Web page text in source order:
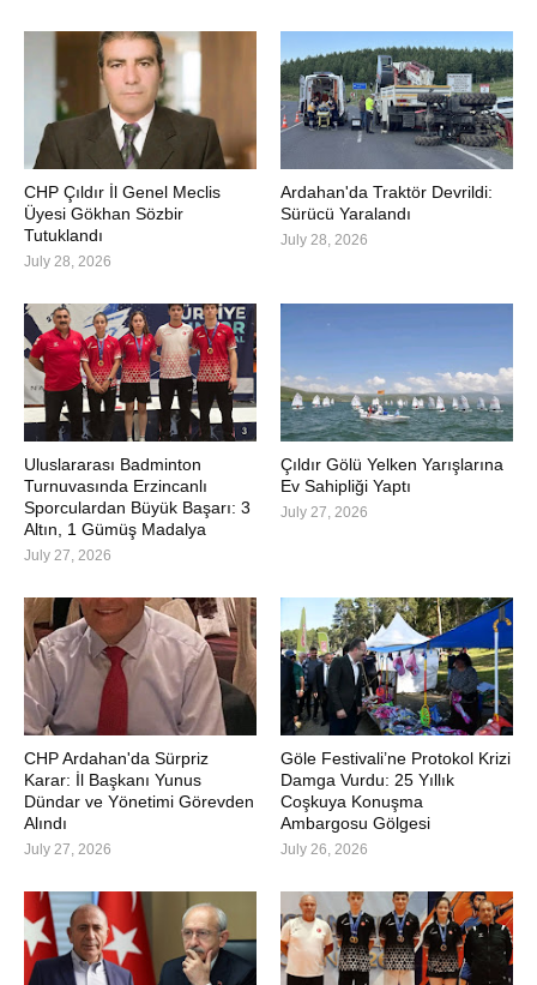
CHP Çıldır İl Genel Meclis
Üyesi Gökhan Sözbir
Tutuklandı
July 28, 2026
Ardahan'da Traktör Devrildi:
Sürücü Yaralandı
July 28, 2026
Uluslararası Badminton
Turnuvasında Erzincanlı
Sporculardan Büyük Başarı: 3
Altın, 1 Gümüş Madalya
July 27, 2026
Çıldır Gölü Yelken Yarışlarına
Ev Sahipliği Yaptı
July 27, 2026
CHP Ardahan'da Sürpriz
Karar: İl Başkanı Yunus
Dündar ve Yönetimi Görevden
Alındı
July 27, 2026
Göle Festivali’ne Protokol Krizi
Damga Vurdu: 25 Yıllık
Coşkuya Konuşma
Ambargosu Gölgesi
July 26, 2026